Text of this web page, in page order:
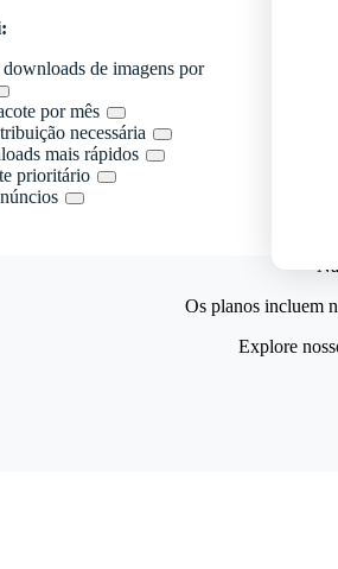
de imagens por
por mês
necessária
mais rápidos
prioritário
Os planos incluem
Explore